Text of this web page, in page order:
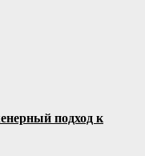
подход к